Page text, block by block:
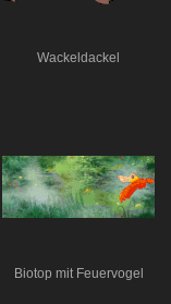
Wackeldackel
Biotop mit Feuervogel